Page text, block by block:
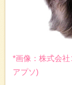
*画像：株式会
アプソ)